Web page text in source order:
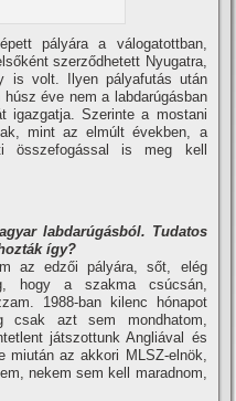
pályára a válogatottban,
szerződhetett Nyugatra,
is volt. Ilyen pályafutás után
éve nem a labdarúgásban
igazgatja. Szerinte a mostani
mint az elmúlt években, a
összefogással is meg kell
labdarúgásból. Tudatos
í­gy?
az edzői pályára, sőt, elég
hogy a szakma csúcsán,
1988-ban kilenc hónapot
csak azt sem mondhatom,
játszottunk Angliával és
miután az akkori MLSZ-elnök,
nekem sem kell maradnom,